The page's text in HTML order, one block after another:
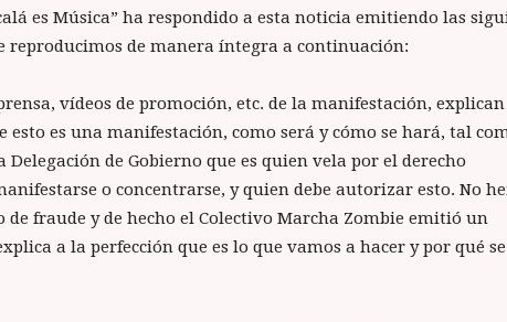
es Música” ha respondido a esta noticia emitiendo las
reproducimos de manera íntegra a continuación:
vídeos de promoción, etc. de la manifestación, explican
esto es una manifestación, como será y cómo se hará, tal
Delegación de Gobierno que es quien vela por el derecho
o concentrarse, y quien debe autorizar esto. No
fraude y de hecho el Colectivo Marcha Zombie emitió un
a la perfección que es lo que vamos a hacer y por qué